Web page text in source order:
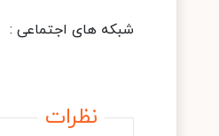
شبکه های اجتماعی :
نظرات